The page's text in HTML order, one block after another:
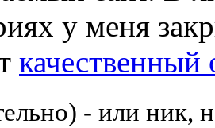
у меня
- или ник,